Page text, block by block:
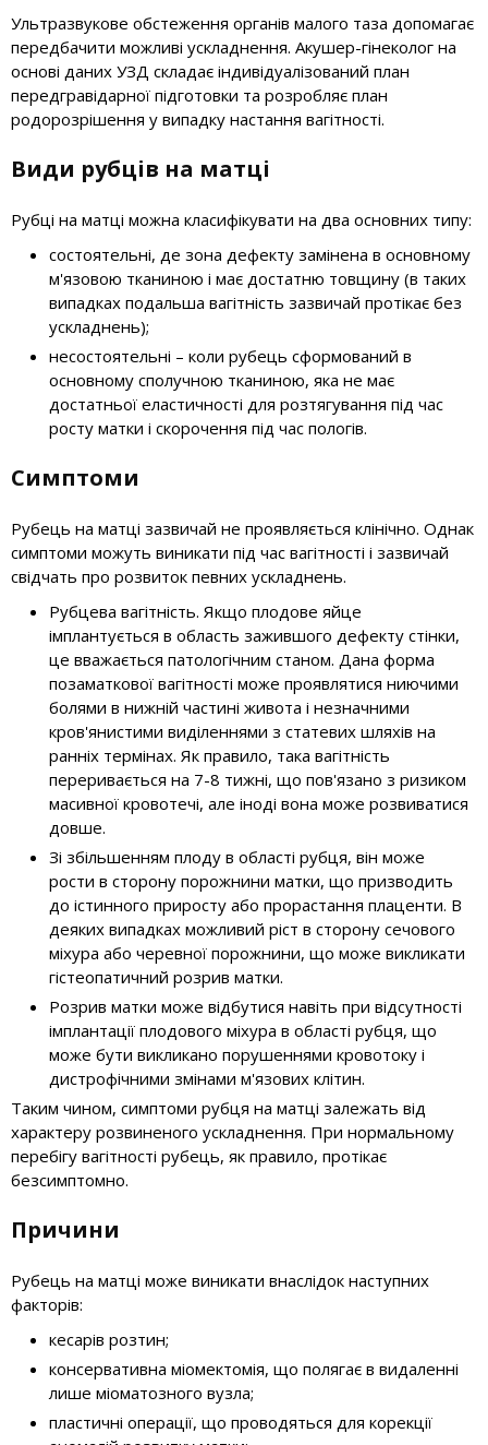
Ультразвукове обстеження органів малого таза допомагає
передбачити можливі ускладнення. Акушер-гінеколог на
основі даних УЗД складає індивідуалізований план
передгравідарної підготовки та розробляє план
родорозрішення у випадку настання вагітності.
Види рубців на матці
Рубці на матці можна класифікувати на два основних типу:
состоятельні, де зона дефекту замінена в основному
м'язовою тканиною і має достатню товщину (в таких
випадках подальша вагітність зазвичай протікає без
ускладнень);
несостоятельні – коли рубець сформований в
основному сполучною тканиною, яка не має
достатньої еластичності для розтягування під час
росту матки і скорочення під час пологів.
Симптоми
Рубець на матці зазвичай не проявляється клінічно. Однак
симптоми можуть виникати під час вагітності і зазвичай
свідчать про розвиток певних ускладнень.
Рубцева вагітність. Якщо плодове яйце
імплантується в область зажившого дефекту стінки,
це вважається патологічним станом. Дана форма
позаматкової вагітності може проявлятися ниючими
болями в нижній частині живота і незначними
кров'янистими виділеннями з статевих шляхів на
ранніх термінах. Як правило, така вагітність
переривається на 7-8 тижні, що пов'язано з ризиком
масивної кровотечі, але іноді вона може розвиватися
довше.
Зі збільшенням плоду в області рубця, він може
рости в сторону порожнини матки, що призводить
до істинного приросту або прорастання плаценти. В
деяких випадках можливий ріст в сторону сечового
міхура або черевної порожнини, що може викликати
гістеопатичний розрив матки.
Розрив матки може відбутися навіть при відсутності
імплантації плодового міхура в області рубця, що
може бути викликано порушеннями кровотоку і
дистрофічними змінами м'язових клітин.
Таким чином, симптоми рубця на матці залежать від
характеру розвиненого ускладнення. При нормальному
перебігу вагітності рубець, як правило, протікає
безсимптомно.
Причини
Рубець на матці може виникати внаслідок наступних
факторів:
кесарів розтин;
консервативна міомектомія, що полягає в видаленні
лише міоматозного вузла;
пластичні операції, що проводяться для корекції